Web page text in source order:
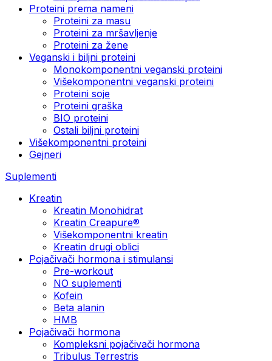
Proteini prema nameni
Proteini za masu
Proteini za mršavljenje
Proteini za žene
Veganski i biljni proteini
Monokomponentni veganski proteini
Višekomponentni veganski proteini
Proteini soje
Proteini graška
BIO proteini
Ostali biljni proteini
Višekomponentni proteini
Gejneri
Suplementi
Kreatin
Kreatin Monohidrat
Kreatin Creapure®
Višekomponentni kreatin
Kreatin drugi oblici
Pojačivači hormona i stimulansi
Pre-workout
NO suplementi
Kofein
Beta alanin
HMB
Pojačivači hormona
Kompleksni pojačivači hormona
Tribulus Terrestris